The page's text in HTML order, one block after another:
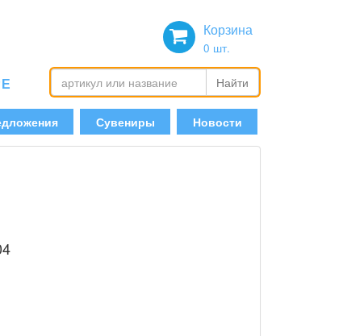
Корзина
0 шт.
Найти
Сувениры Новости